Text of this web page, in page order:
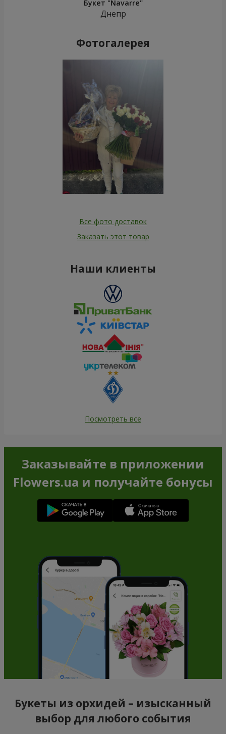
Букет "Navarre"
Днепр
Фотогалерея
Все фото доставок
Заказать этот товар
Наши клиенты
Посмотреть все
Заказывайте в приложении
Flowers.ua и получайте бонусы
Букеты из орхидей – изысканный
выбор для любого события